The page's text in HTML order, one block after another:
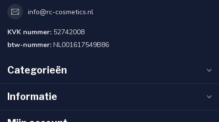
info@rc-cosmetics.nl
KVK nummer: 52742008
btw-nummer: NL001617549B86
Categorieën
Informatie